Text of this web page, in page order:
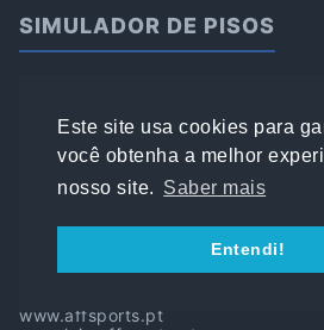
Este site usa cookies para
você obtenha a melhor
nosso site. Saber mais
Entendi!
SIMULADOR DE PISOS
SIGA-NOS
WEBSITES
www.affsports.pt